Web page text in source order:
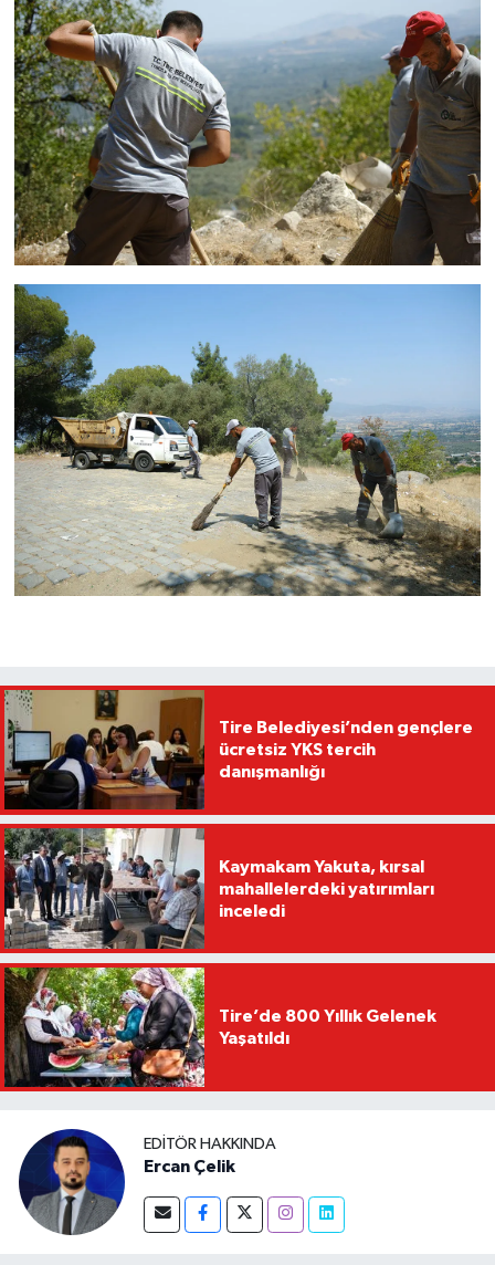
Tire Belediyesi’nden gençlere
ücretsiz YKS tercih
danışmanlığı
Kaymakam Yakuta, kırsal
mahallelerdeki yatırımları
inceledi
Tire’de 800 Yıllık Gelenek
Yaşatıldı
EDITÖR HAKKINDA
Ercan Çelik